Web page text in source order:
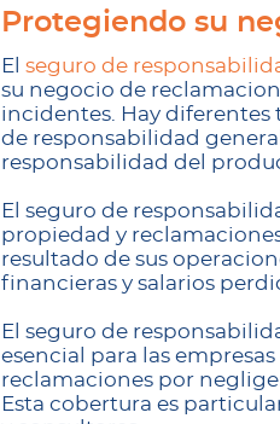
Protegiendo su
El seguro de
su negocio de
incidentes. Hay diferentes
de responsabilidad
responsabilidad del
El seguro de
propiedad y
resultado de sus
financieras y salarios
El seguro de
esencial para las
reclamaciones por
Esta cobertura es